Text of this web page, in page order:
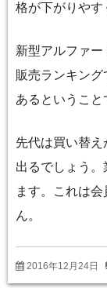
格が下がりやす
新型アルファー
販売ランキン
あるということ
先代は買い替
出るでしょう。
ます。これは
ん。
2016年12月24日